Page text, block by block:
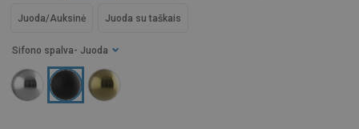
Sifono spalva - Juoda
Juoda/Auksinė Juoda su taškais